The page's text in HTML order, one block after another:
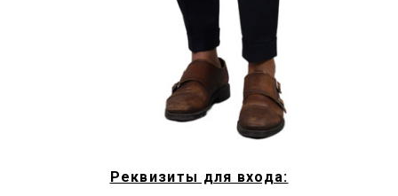
Реквизиты для входа: